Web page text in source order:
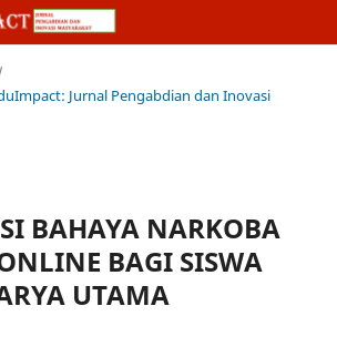
Jurnal Pengabdian dan Inovasi
BAHAYA NARKOBA
BAGI SISWA
UTAMA